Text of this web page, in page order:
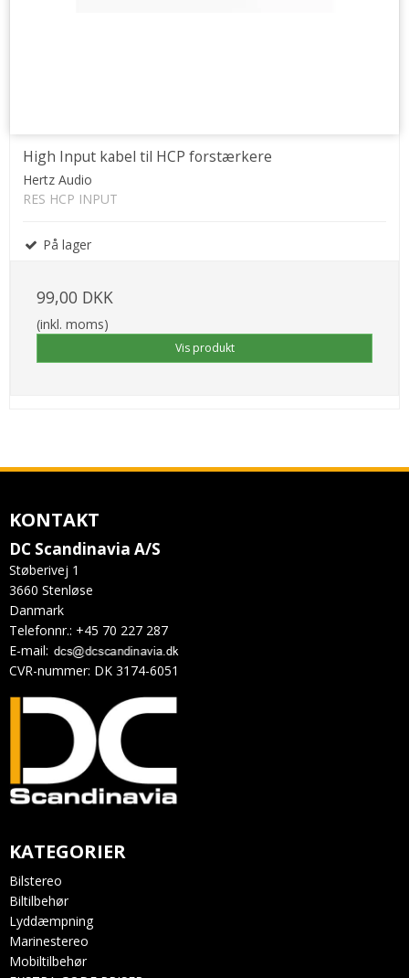
High Input kabel til HCP forstærkere
Hertz Audio
RES HCP INPUT
På lager
99,00 DKK
(inkl. moms)
Vis produkt
KONTAKT
DC Scandinavia A/S
Støberivej 1
3660 Stenløse
Danmark
Telefonnr.: +45 70 227 287
E-mail:
CVR-nummer: DK 3174-6051
KATEGORIER
Bilstereo
Biltilbehør
Lyddæmpning
Marinestereo
Mobiltilbehør